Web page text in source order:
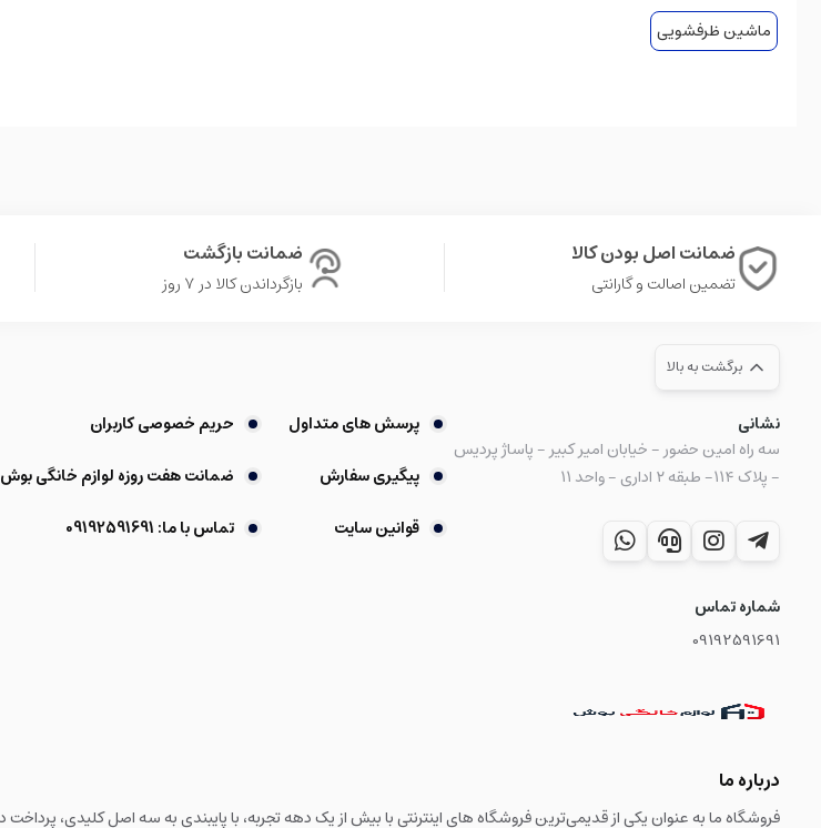
ماشین ظرفشویی
ضمانت اصل بودن کالا
تضمین اصالت و گارانتی
ضمانت بازگشت
بازگرداندن کالا در ۷ روز
برگشت به بالا
نشانی
سه راه امین حضور - خیابان امیر کبیر - پاساژ پردیس
- پلاک ۱۱۴- طبقه ۲ اداری - واحد ۱۱
شماره تماس
09192591691
پرسش های متداول حریم خصوصی کاربران
پیگیری سفارش
ضمانت هفت روزه لوازم خانگی بوش
قوانین سایت
تماس با ما: 09192591691
درباره ما